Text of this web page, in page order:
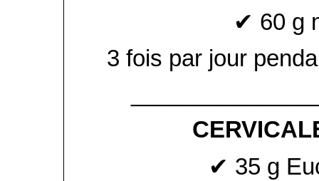
✔ 60 g
3 fois par jour
✔ 35 g